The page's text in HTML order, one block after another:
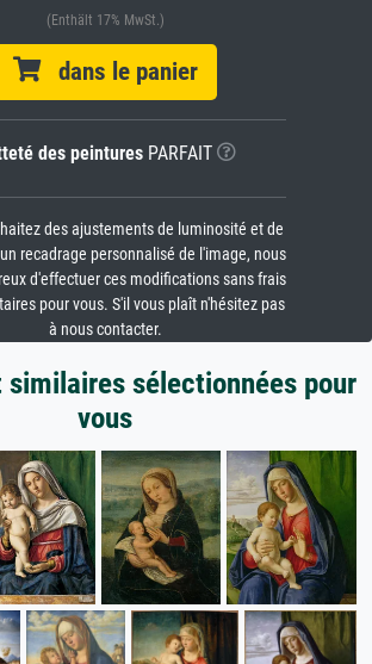
(Enthält 17% MwSt.)
dans le panier
des peinturesPARFAIT
des ajustements de luminosité et de
recadrage personnalisé de l'image, nous
d'effectuer ces modifications sans frais
pour vous. S'il vous plaît n'hésitez pas
à nous contacter.
sélectionnées pour
vous